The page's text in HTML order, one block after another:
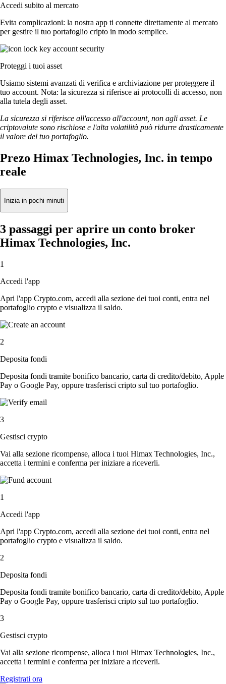
Accedi subito al mercato
Evita complicazioni: la nostra app ti connette direttamente al mercato
per gestire il tuo portafoglio cripto in modo semplice.
Proteggi i tuoi asset
Usiamo sistemi avanzati di verifica e archiviazione per proteggere il
tuo account. Nota: la sicurezza si riferisce ai protocolli di accesso, non
alla tutela degli asset.
La sicurezza si riferisce all'accesso all'account, non agli asset. Le
criptovalute sono rischiose e l'alta volatilità può ridurre drasticamente
il valore del tuo portafoglio.
Prezo Himax Technologies, Inc. in tempo
reale
Inizia in pochi minuti
3 passaggi per aprire un conto broker
Himax Technologies, Inc.
1
Accedi l'app
Apri l'app Crypto.com, accedi alla sezione dei tuoi conti, entra nel
portafoglio crypto e visualizza il saldo.
2
Deposita fondi
Deposita fondi tramite bonifico bancario, carta di credito/debito, Apple
Pay o Google Pay, oppure trasferisci cripto sul tuo portafoglio.
3
Gestisci crypto
Vai alla sezione ricompense, alloca i tuoi Himax Technologies, Inc.,
accetta i termini e conferma per iniziare a riceverli.
1
Accedi l'app
Apri l'app Crypto.com, accedi alla sezione dei tuoi conti, entra nel
portafoglio crypto e visualizza il saldo.
2
Deposita fondi
Deposita fondi tramite bonifico bancario, carta di credito/debito, Apple
Pay o Google Pay, oppure trasferisci cripto sul tuo portafoglio.
3
Gestisci crypto
Vai alla sezione ricompense, alloca i tuoi Himax Technologies, Inc.,
accetta i termini e conferma per iniziare a riceverli.
Registrati ora